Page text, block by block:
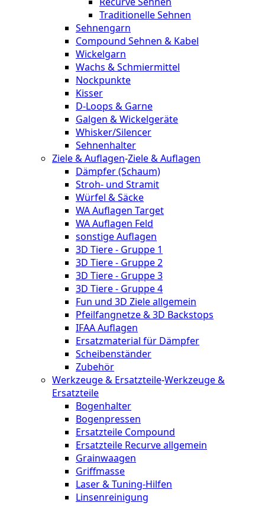
Traditionelle Sehnen
Sehnengarn
Compound Sehnen & Kabel
Wickelgarn
Wachs & Schmiermittel
Nockpunkte
Kisser
D-Loops & Garne
Galgen & Wickelgeräte
Whisker/Silencer
Sehnenhalter
Ziele & Auflagen-Ziele & Auflagen
Dämpfer (Schaum)
Stroh- und Stramit
Würfel & Säcke
WA Auflagen Target
WA Auflagen Feld
sonstige Auflagen
3D Tiere - Gruppe 1
3D Tiere - Gruppe 2
3D Tiere - Gruppe 3
3D Tiere - Gruppe 4
Fun und 3D Ziele allgemein
Pfeilfangnetze & 3D Backstops
IFAA Auflagen
Ersatzmaterial für Dämpfer
Scheibenständer
Zubehör
Werkzeuge & Ersatzteile-Werkzeuge &
Ersatzteile
Bogenhalter
Bogenpressen
Ersatzteile Compound
Ersatzteile Recurve allgemein
Grainwaagen
Griffmasse
Laser & Tuning-Hilfen
Linsenreinigung